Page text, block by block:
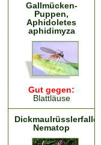
Gallmücken-
Puppen,
Aphidoletes
aphidimyza
Gut gegen:
Blattläuse
Dickmaulrüsslerfalle
Nematop